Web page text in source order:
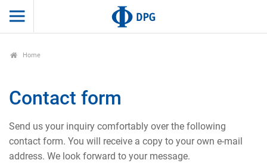
Home
Contact form
Send us your inquiry comfortably over the following
contact form. You will receive a copy to your own e-mail
address. We look forward to your message.